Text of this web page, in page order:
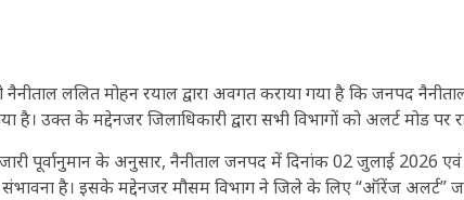
नैनीताल ललित मोहन रयाल द्वारा अवगत कराया गया है कि जनपद
है। उक्त के मद्देनजर जिलाधिकारी द्वारा सभी विभागों को अलर्ट मोड पर
जारी पूर्वानुमान के अनुसार, नैनीताल जनपद में दिनांक 02 जुलाई 2026
संभावना है। इसके मद्देनजर मौसम विभाग ने जिले के लिए “ऑरेंज अलर्ट”